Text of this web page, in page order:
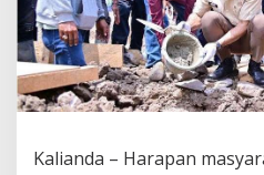
Kalianda – Harapan